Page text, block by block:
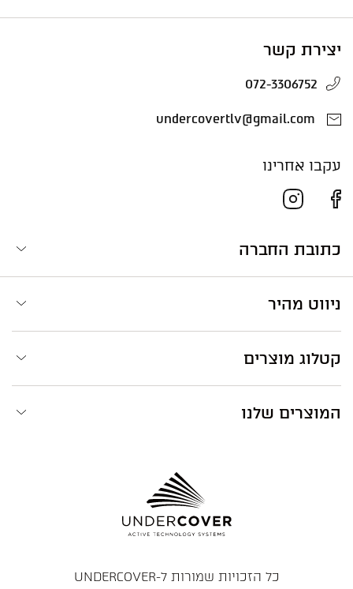
יצירת קשר
072-3306752
עקבו אחרינו
כתובת החברה
ניווט מהיר
קטלוג מוצרים
המוצרים שלנו
כל הזכויות שמורות ל-UNDERCOVER